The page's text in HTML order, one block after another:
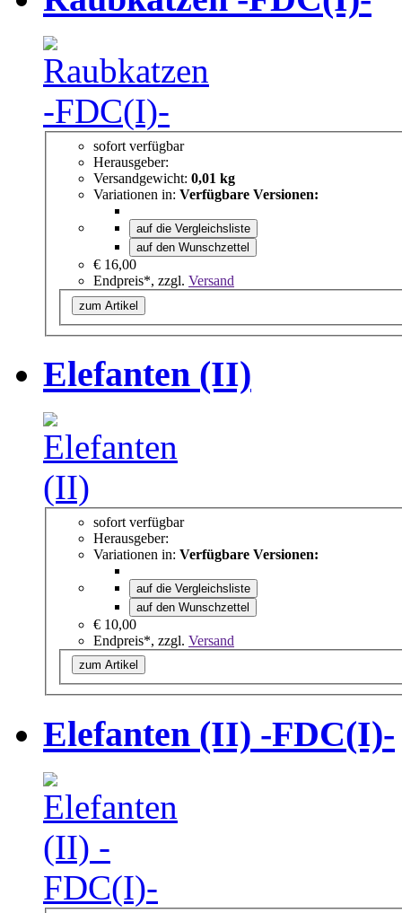
sofort verfügbar
Herausgeber:
Versandgewicht: 0,01 kg
Variationen in: Verfügbare Versionen:
auf die Vergleichsliste
auf den Wunschzettel
€ 16,00
Endpreis*, zzgl. Versand
zum Artikel
Elefanten (II)
sofort verfügbar
Herausgeber:
Variationen in: Verfügbare Versionen:
auf die Vergleichsliste
auf den Wunschzettel
€ 10,00
Endpreis*, zzgl. Versand
zum Artikel
Elefanten (II) -FDC(I)-